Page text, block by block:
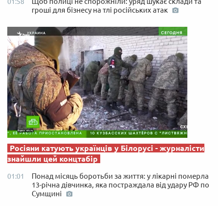
гроші для бізнесу на тлі російських атак
Росіяни катують українців у Білорусі - журналісти
знайшли цей концтабір
01:01
Понад місяць боротьби за життя: у лікарні померла
13-річна дівчинка, яка постраждала від удару РФ по
Сумщині